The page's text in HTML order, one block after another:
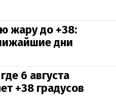
жару до +38:
дни
6 августа
+38 градусов